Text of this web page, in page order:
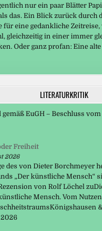
nur ein paar Blätter
das. Ein Blick zurück durch
für eine gedankliche
gleichzeitig in einer immer
Oder ganz profan: Eine
LITERATURKRITIK
EuGH – Beschluss vom
Freiheit
2026
des von Dieter Borchmeyer
„Der künstliche Mensch“
von Rolf Löchel
Mensch. Vom